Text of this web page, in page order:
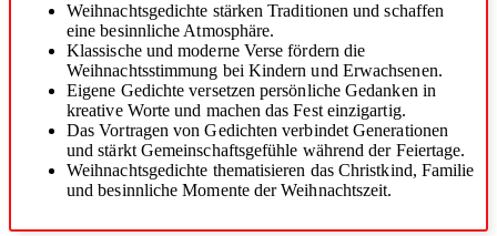
Weihnachtsgedichte stärken Traditionen und schaffen
eine besinnliche Atmosphäre.
Klassische und moderne Verse fördern die
Weihnachtsstimmung bei Kindern und Erwachsenen.
Eigene Gedichte versetzen persönliche Gedanken in
kreative Worte und machen das Fest einzigartig.
Das Vortragen von Gedichten verbindet Generationen
und stärkt Gemeinschaftsgefühle während der Feiertage.
Weihnachtsgedichte thematisieren das Christkind, Familie
und besinnliche Momente der Weihnachtszeit.